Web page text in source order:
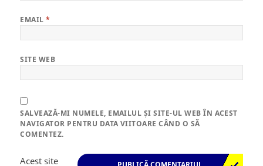
EMAIL*
SITE WEB
SALVEAZĂ-MI NUMELE, EMAILUL ȘI SITE-UL WEB ÎN ACEST
NAVIGATOR PENTRU DATA VIITOARE CÂND O SĂ
COMENTEZ.
Acest site